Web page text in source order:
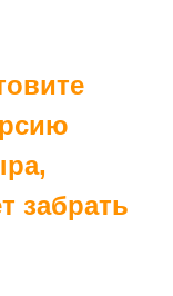
забрать